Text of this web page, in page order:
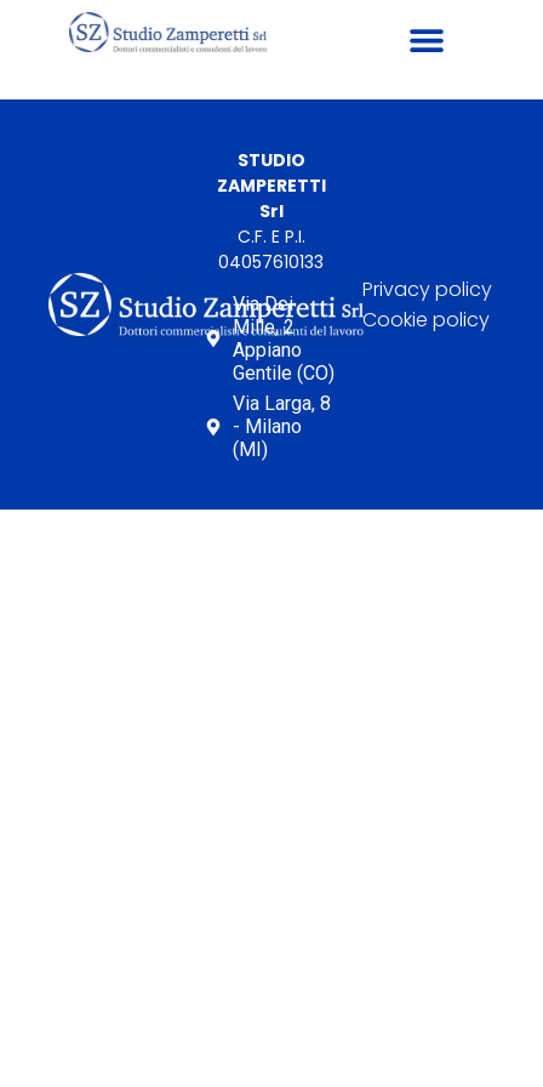
STUDIO
ZAMPERETTI
Srl
C.F. E P.I.
04057610133
Via Dei
Mille, 2
Appiano
Gentile (CO)
Via Larga, 8
- Milano
(MI)
Privacy policy
Cookie policy